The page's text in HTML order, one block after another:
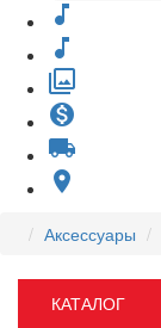
music_note
music_note
filter
monetization_on
local_shipping
place
Аксессуары
КАТАЛОГ